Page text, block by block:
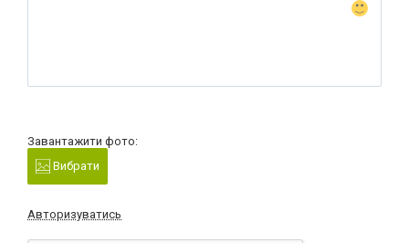
Завантажити фото:
Вибрати
Авторизуватись